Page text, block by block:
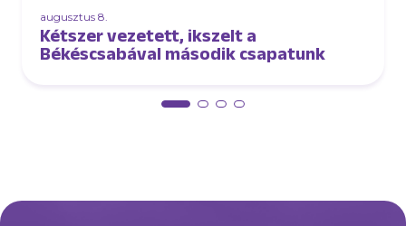
augusztus 8.
Kétszer vezetett, ikszelt a
Békéscsabával második csapatunk